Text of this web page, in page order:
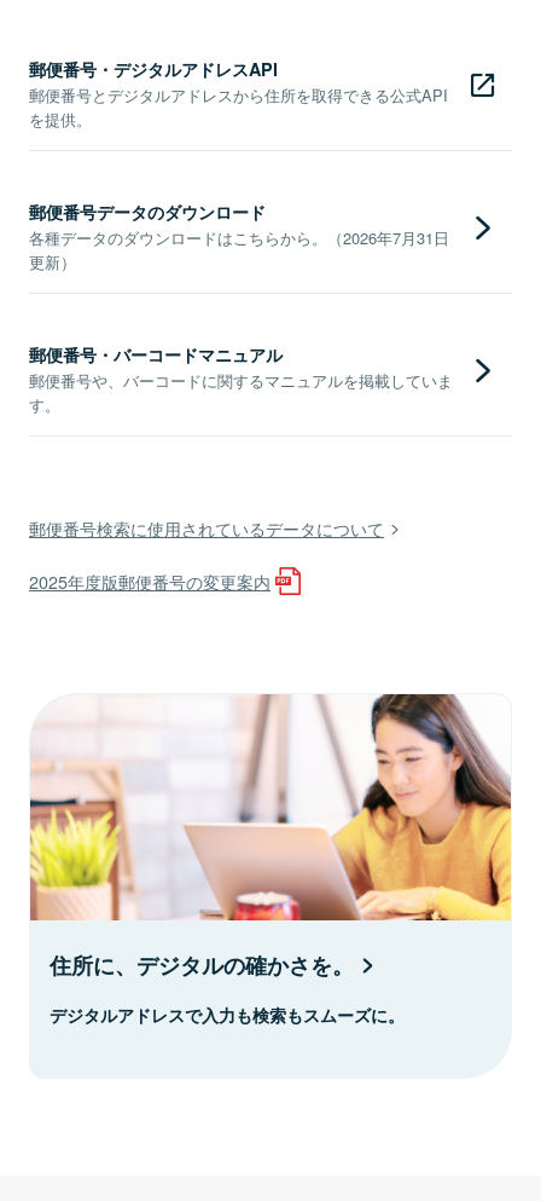
郵便番号・デジタルアドレスAPI
郵便番号とデジタルアドレスから住所を取得できる公式API
を提供。
郵便番号データのダウンロード
各種データのダウンロードはこちらから。（2026年7月31日
更新）
郵便番号・バーコードマニュアル
郵便番号や、バーコードに関するマニュアルを掲載していま
す。
郵便番号検索に使用されているデータについて
2025年度版郵便番号の変更案内
住所に、デジタルの確かさを。
デジタルアドレスで入力も検索もスムーズに。